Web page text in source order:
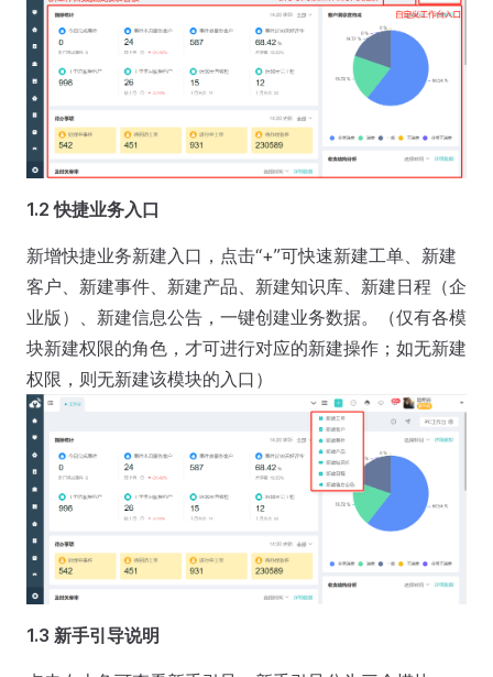
1.2 快捷业务入口
新增快捷业务新建入口，点击“+”可快速新建工单、新建
客户、新建事件、新建产品、新建知识库、新建日程（企
业版）、新建信息公告，一键创建业务数据。（仅有各模
块新建权限的角色，才可进行对应的新建操作；如无新建
权限，则无新建该模块的入口）
1.3 新手引导说明